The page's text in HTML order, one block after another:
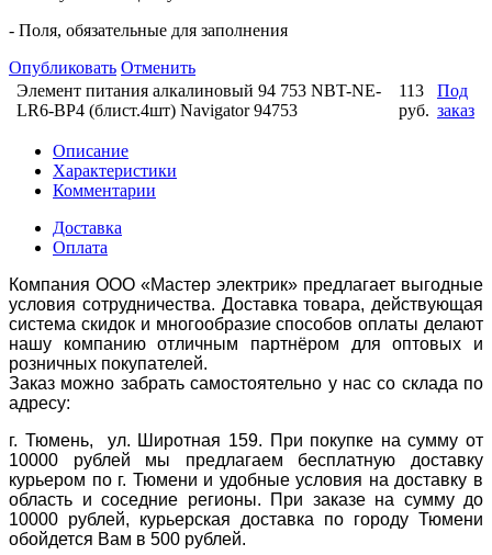
- Поля, обязательные для заполнения
Опубликовать Отменить
Элемент питания алкалиновый 94 753 NBT-NE-
LR6-BP4 (блист.4шт) Navigator 94753
113
руб.
Под
заказ
Описание
Характеристики
Комментарии
Доставка
Оплата
Компания ООО «Мастер электрик» предлагает выгодные
условия сотрудничества. Доставка товара, действующая
система скидок и многообразие способов оплаты делают
нашу компанию отличным партнёром для оптовых и
розничных покупателей.
Заказ можно забрать самостоятельно у нас со склада по
адресу:
г. Тюмень, ул. Широтная 159. При покупке на сумму от
10000 рублей мы предлагаем бесплатную доставку
курьером по г. Тюмени и удобные условия на доставку в
область и соседние регионы. При заказе на сумму до
10000 рублей, курьерская доставка по городу Тюмени
обойдется Вам в 500 рублей.